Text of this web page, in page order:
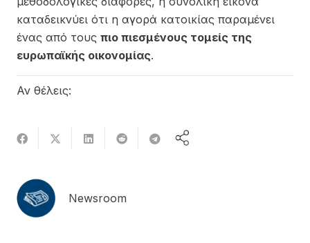
καταδεικνύει ότι η αγορά κατοικίας παραμένει
ένας από τους πιο πιεσμένους τομείς της
ευρωπαϊκής οικονομίας.
Αν θέλεις:
Newsroom